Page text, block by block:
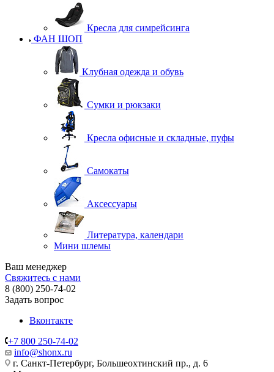
Кресла для симрейсинга
ФАН ШОП
Клубная одежда и обувь
Сумки и рюкзаки
Кресла офисные и складные, пуфы
Самокаты
Аксессуары
Литература, календари
Мини шлемы
Ваш менеджер
Свяжитесь с нами
8 (800) 250-74-02
Задать вопрос
Вконтакте
+7 800 250-74-02
info@shonx.ru
г. Санкт-Петербург, Большеохтинский пр., д. 6